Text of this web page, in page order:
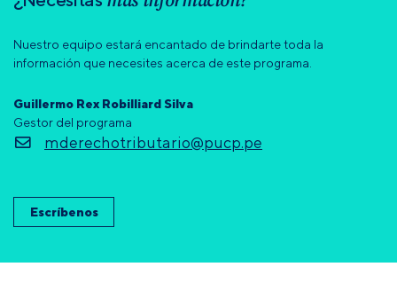
Nuestro equipo estará encantado de brindarte toda la
información que necesites acerca de este programa.
Guillermo Rex Robilliard Silva
Gestor del programa
mderechotributario@pucp.pe
Escríbenos